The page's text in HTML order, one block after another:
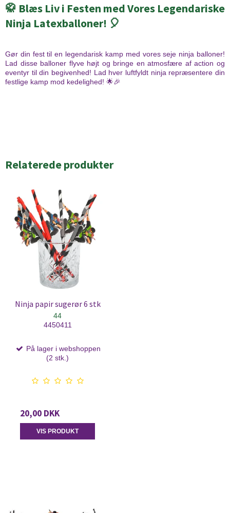
🥋 Blæs Liv i Festen med Vores Legendariske
Ninja Latexballoner! 🎈
Gør din fest til en legendarisk kamp med vores seje ninja balloner!
Lad disse balloner flyve højt og bringe en atmosfære af action og
eventyr til din begivenhed! Lad hver luftfyldt ninja repræsentere din
festlige kamp mod kedelighed! 🌟🎉
Relaterede produkter
Ninja papir sugerør 6 stk
44
4450411
På lager i webshoppen
(2 stk.)
20,00 DKK
VIS PRODUKT